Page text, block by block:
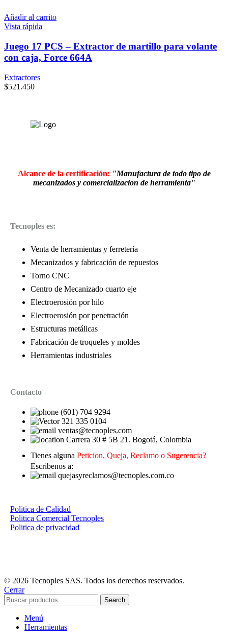
Añadir al carrito
Vista rápida
Juego 17 PCS – Extractor de martillo para volante
con caja, Force 664A
Extractores
$521.450
Alcance de la certificación: "Manufactura de todo tipo de
mecanizados y comercializacion de herramienta"
Tecnoples es:
Venta de herramientas y ferretería
Mecanizados y fabricación de repuestos
Torno CNC
Centro de Mecanizado cuarto eje
Electroerosión por hilo
Electroerosión por penetración
Estructuras metálicas
Fabricación de troqueles y moldes
Herramientas industriales
Contacto
(601) 704 9294
321 335 0104
ventas@tecnoples.com
Carrera 30 # 5B 21. Bogotá, Colombia
Tienes alguna Peticion, Queja, Reclamo o Sugerencia?
Escribenos a:
quejasyreclamos@tecnoples.com.co
Politica de Calidad
Politica Comercial Tecnoples
Politica de privacidad
© 2026 Tecnoples SAS. Todos los derechos reservados.
Cerrar
Search
Menú
Herramientas